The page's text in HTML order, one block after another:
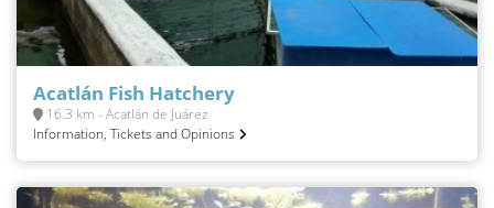
Acatlán Fish Hatchery
16.3 km - Acatlán de Juárez
Information, Tickets and Opinions